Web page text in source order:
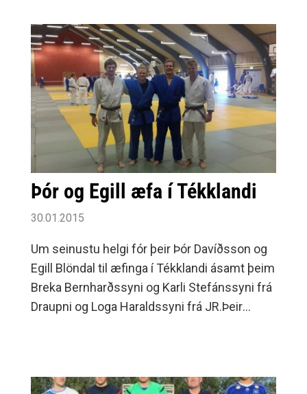
framtíðinni.Selfyssingurinn Ólafur
Guðmundsson heldur áfram að setja HSK
met í sínum aldursflokki, en hann setti ellefu
HSK met á fyrri degi og þar af tvö Íslandsmet.
Þór og Egill æfa í Tékklandi
30.01.2015
Um seinustu helgi fór þeir Þór Davíðsson og
Egill Blöndal til æfinga í Tékklandi ásamt þeim
Breka Bernharðssyni og Karli Stefánssyni frá
Draupni og Loga Haraldssyni frá JR.Þeir
Folimanka höllinni sem er æfingastaður